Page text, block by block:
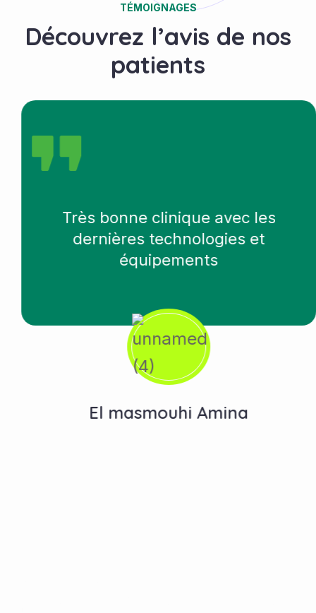
TÉMOIGNAGES
Découvrez l’avis de nos
patients
Très bonne clinique avec les
dernières technologies et
équipements
El masmouhi Amina